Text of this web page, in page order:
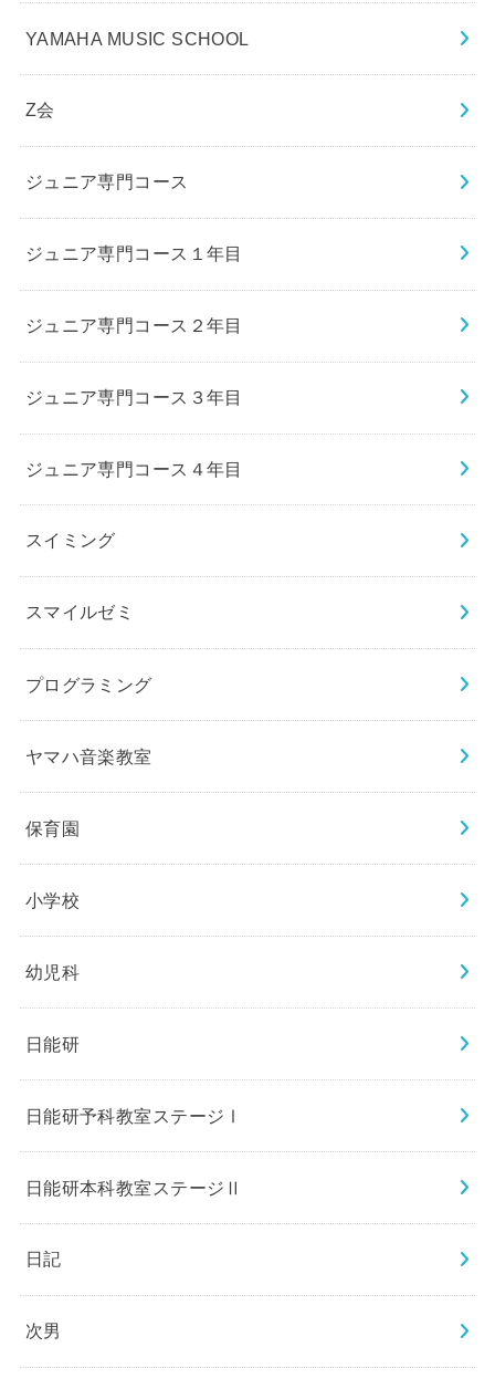
YAMAHA MUSIC SCHOOL
Z会
ジュニア専門コース
ジュニア専門コース１年目
ジュニア専門コース２年目
ジュニア専門コース３年目
ジュニア専門コース４年目
スイミング
スマイルゼミ
プログラミング
ヤマハ音楽教室
保育園
小学校
幼児科
日能研
日能研予科教室ステージⅠ
日能研本科教室ステージⅡ
日記
次男